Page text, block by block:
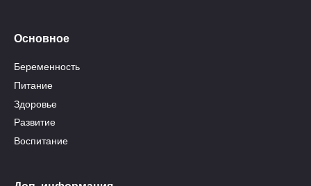
Основное
Беременность
Питание
Здоровье
Развитие
Воспитание